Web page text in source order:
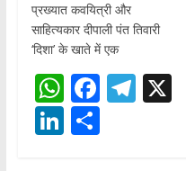
प्रख्यात कवयित्री और
साहित्यकार दीपाली पंत तिवारी
‘दिशा’ के खाते में एक
W
h
at
F
ac
e
T X
Li S